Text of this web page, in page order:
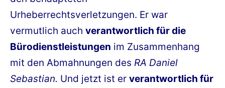
Urheberrechtsverletzungen. Er war
vermutlich auch verantwortlich für die
Bürodienstleistungen im Zusammenhang
mit den Abmahnungen des RA Daniel
Sebastian. Und jetzt ist er verantwortlich für